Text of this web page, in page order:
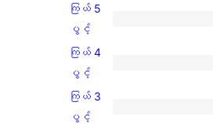
ကြယ်
5
ပွင့်
အဆင့်
သုံးသပ်
ကြယ် 5
ပွင့်
ကြယ်
4
ပွင့်
ကြယ် 4
ပွင့်
ကြယ်
ကြယ် 3
ပွင့်